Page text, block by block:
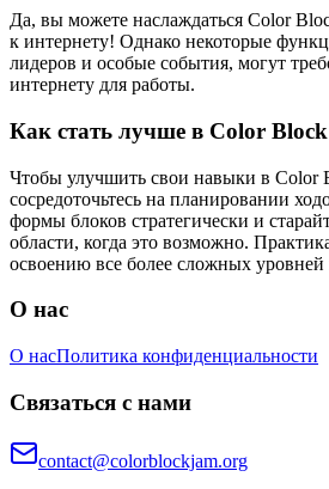
Да, вы можете наслаждаться Color
к интернету! Однако некоторые
лидеров и особые события, могут
интернету для работы.
Как стать лучше в Color
Чтобы улучшить свои навыки в Color
сосредоточьтесь на планировании
формы блоков стратегически и
области, когда это возможно.
освоению все более сложных
О нас
О насПолитика конфиденциальности
Связаться с нами
contact@colorblockjam.org